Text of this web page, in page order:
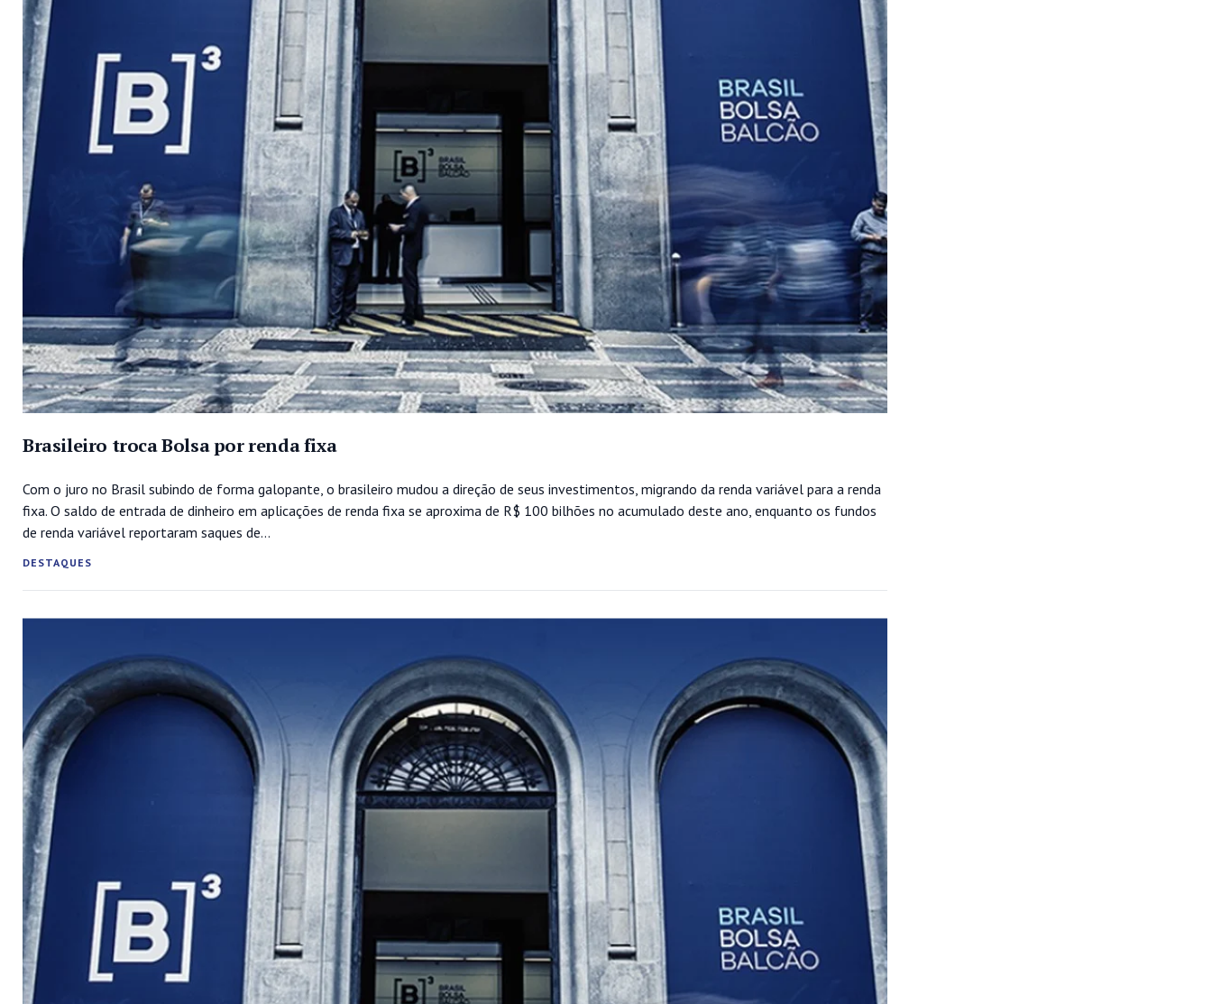
Brasileiro troca Bolsa por renda fixa
Com o juro no Brasil subindo de forma galopante, o brasileiro mudou a direção de seus investimentos, migrando da renda variável para a renda
fixa. O saldo de entrada de dinheiro em aplicações de renda fixa se aproxima de R$ 100 bilhões no acumulado deste ano, enquanto os fundos
de renda variável reportaram saques de...
DESTAQUES